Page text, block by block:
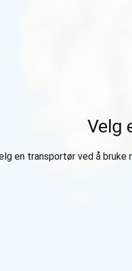
Velg
en transportør ved å